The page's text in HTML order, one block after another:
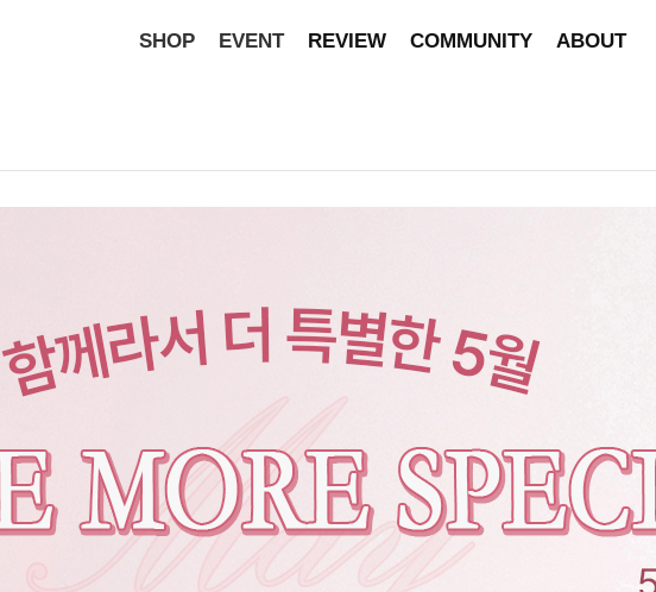
SHOP EVENT REVIEW COMMUNITY ABOUT